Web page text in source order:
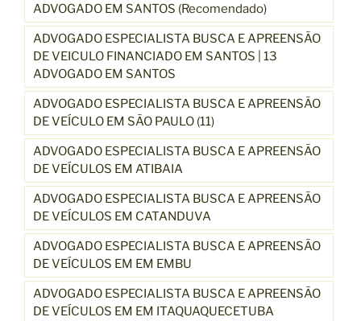
ADVOGADO EM SANTOS (Recomendado)
ADVOGADO ESPECIALISTA BUSCA E APREENSÃO
DE VEICULO FINANCIADO EM SANTOS | 13
ADVOGADO EM SANTOS
ADVOGADO ESPECIALISTA BUSCA E APREENSÃO
DE VEÍCULO EM SÃO PAULO (11)
ADVOGADO ESPECIALISTA BUSCA E APREENSÃO
DE VEÍCULOS EM ATIBAIA
ADVOGADO ESPECIALISTA BUSCA E APREENSÃO
DE VEÍCULOS EM CATANDUVA
ADVOGADO ESPECIALISTA BUSCA E APREENSÃO
DE VEÍCULOS EM EM EMBU
ADVOGADO ESPECIALISTA BUSCA E APREENSÃO
DE VEÍCULOS EM EM ITAQUAQUECETUBA